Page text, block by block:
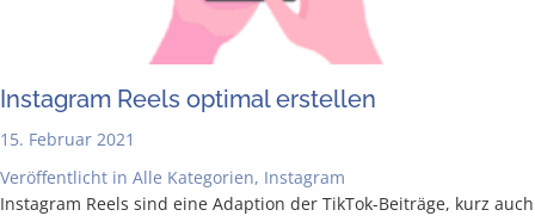
Insta­gram Reels opti­mal erstellen
15. Februar 2021
Veröffentlicht in Alle Kategorien, Instagram
Insta­gram Reels sind eine Adap­ti­on der Tik­­Tok-Bei­­trä­­ge, kurz auch